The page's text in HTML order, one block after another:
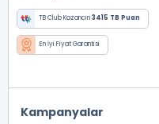
TB Club Kazancın3415 TB Puan
En İyi Fiyat Garantisi
Kampanyalar